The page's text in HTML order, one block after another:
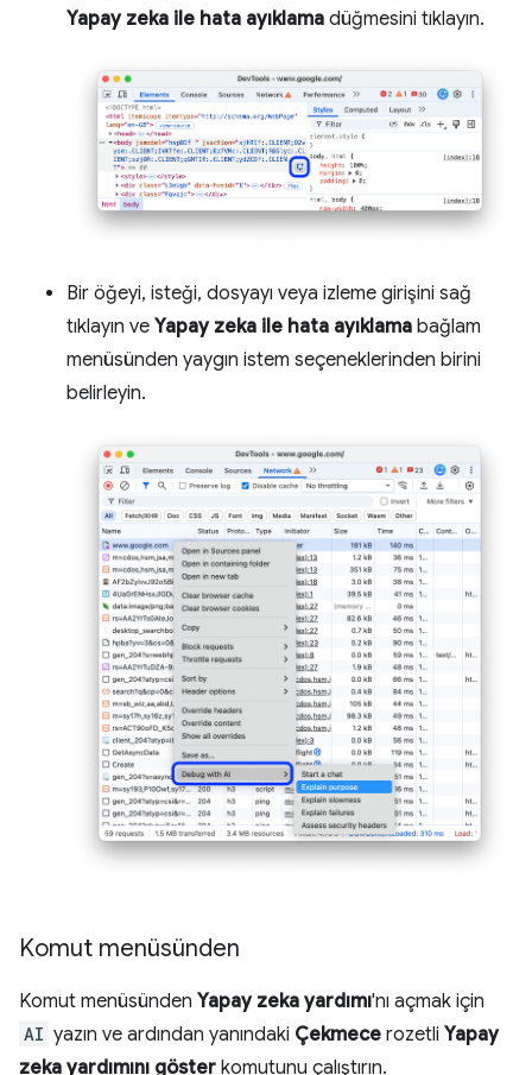
Yapay zeka ile hata ayıklama düğmesini tıklayın.
Bir öğeyi, isteği, dosyayı veya izleme girişini sağ
tıklayın ve Yapay zeka ile hata ayıklama bağlam
menüsünden yaygın istem seçeneklerinden birini
belirleyin.
Komut menüsünden
Komut menüsünden Yapay zeka yardımı'nı açmak için
AI yazın ve ardından yanındaki Çekmece rozetli Yapay
zeka yardımını göster komutunu çalıştırın.